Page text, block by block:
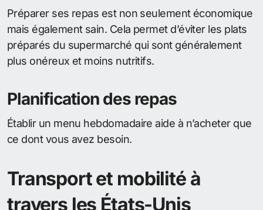
Préparer ses repas est non seulement économique
mais également sain. Cela permet d’éviter les plats
préparés du supermarché qui sont généralement
plus onéreux et moins nutritifs.
Planification des repas
Établir un menu hebdomadaire aide à n’acheter que
ce dont vous avez besoin.
Transport et mobilité à
travers les États-Unis